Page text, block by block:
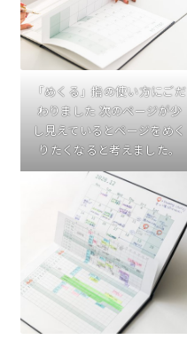
「めくる」指の使い方にごだ
わりました 次のページが少
し見えているとページをめく
りたくなると考えました。